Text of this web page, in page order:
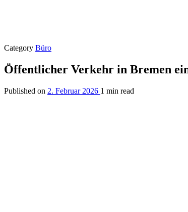
Category Büro
Öffentlicher Verkehr in Bremen
Published on 2. Februar 2026 1 min read